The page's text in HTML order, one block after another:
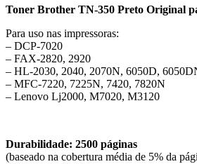
Toner Brother TN-350 Preto Original
Para uso nas impressoras:
– DCP-7020
– FAX-2820, 2920
– HL-2030, 2040, 2070N, 6050D,
– MFC-7220, 7225N, 7420, 7820N
– Lenovo Lj2000, M7020, M3120
Durabilidade: 2500 páginas
(baseado na cobertura média de 5% da